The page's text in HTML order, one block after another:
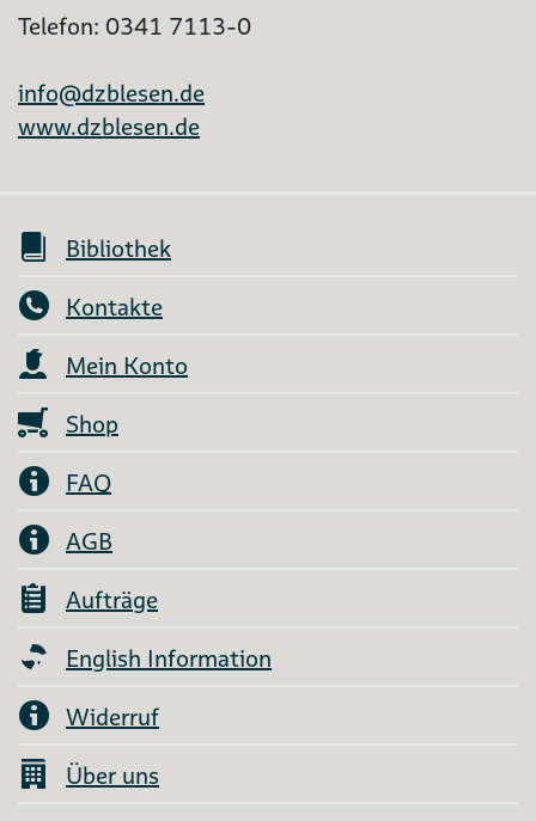
Telefon: 0341 7113-0
info@dzblesen.de
www.dzblesen.de
Bibliothek
Kontakte
Mein Konto
Shop
FAQ
AGB
Aufträge
English Information
Widerruf
Über uns